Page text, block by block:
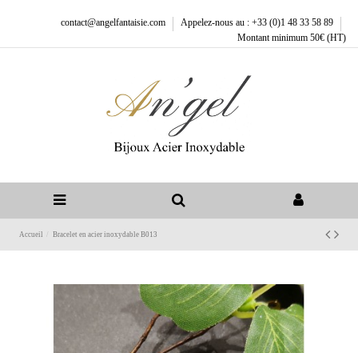
contact@angelfantaisie.com
Appelez-nous au : +33 (0)1 48 33 58 89
Montant minimum 50€ (HT)
Accueil Bracelet en acier inoxydable B013